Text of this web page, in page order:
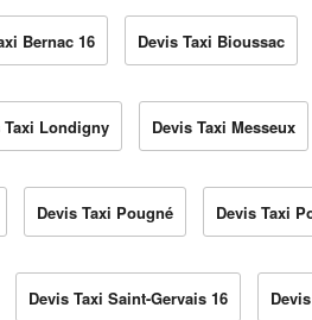
Bernac 16 Devis Taxi Bioussac
Taxi Londigny Devis Taxi Messeux
Devis Taxi Pougné Devis Taxi
Devis Taxi Saint-Gervais 16